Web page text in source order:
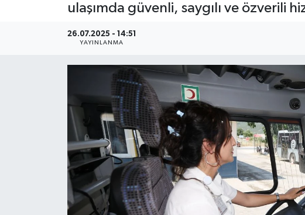
ulaşımda güvenli, saygılı ve özverili
26.07.2025 - 14:51
YAYINLANMA
RESMİ REKLAMLAR
MAGAZİN
RESMİ REKLAMLAR
Egemax TV
Son Dakika Haberleri
Haber Arşivi